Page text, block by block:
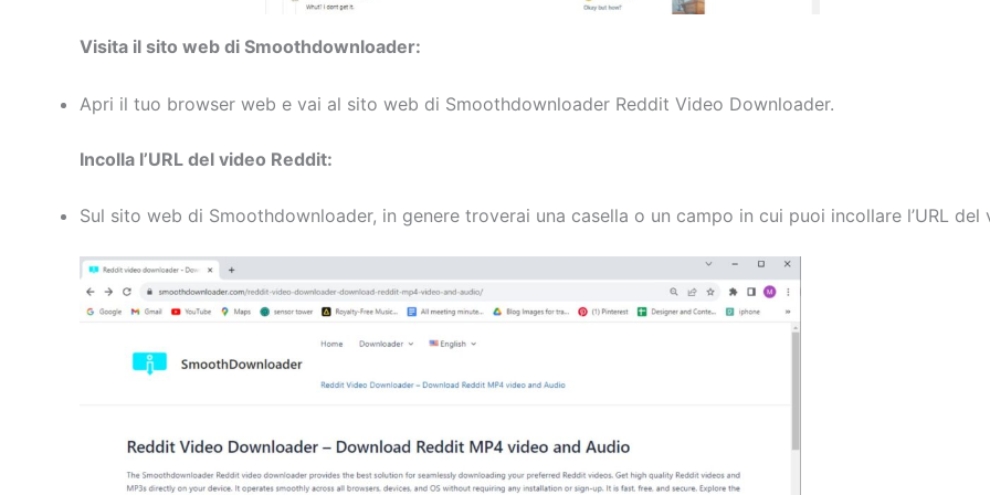
Visita il sito web di Smoothdownloader:
Apri il tuo browser web e vai al sito web di Smoothdownloader Reddit Video Downloader.
Incolla l’URL del video Reddit:
Sul sito web di Smoothdownloader, in genere troverai una casella o un campo in cui puoi incollare l’URL del